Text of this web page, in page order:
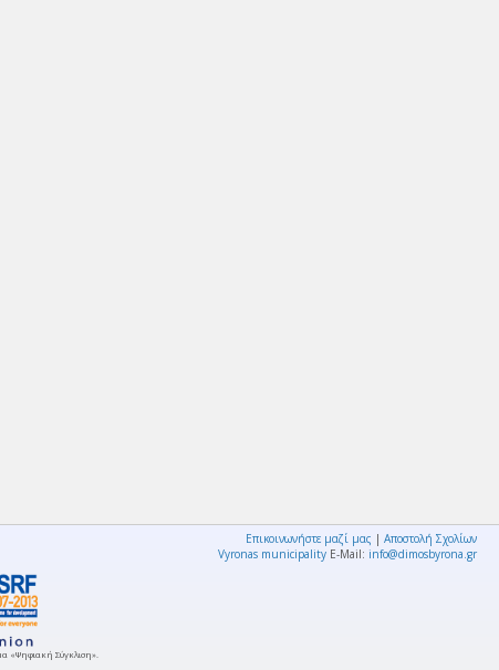
Επικοινωνήστε μαζί μας | Αποστολή Σχολίων
Vyronas municipality E-Mail: info@dimosbyrona.gr
«Ψηφιακή Σύγκλιση».